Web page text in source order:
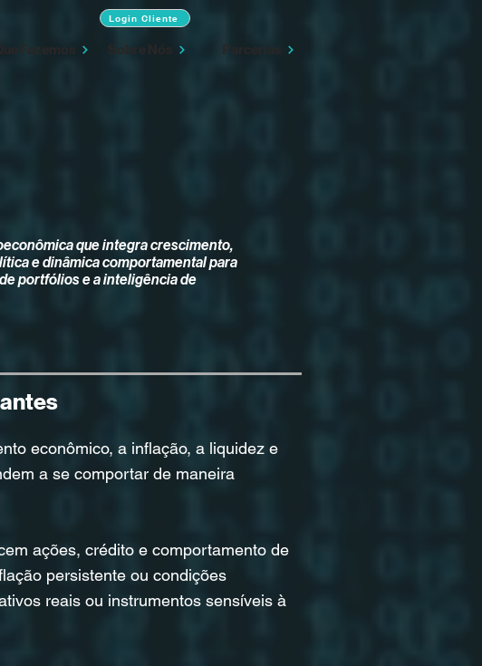
Login Cliente
que integra crescimento,
e dinâmica comportamental para
portfólios e a inteligência de
econômico, a inflação, a liquidez e
a se comportar de maneira
ações, crédito e comportamento de
persistente ou condições
reais ou instrumentos sensíveis à